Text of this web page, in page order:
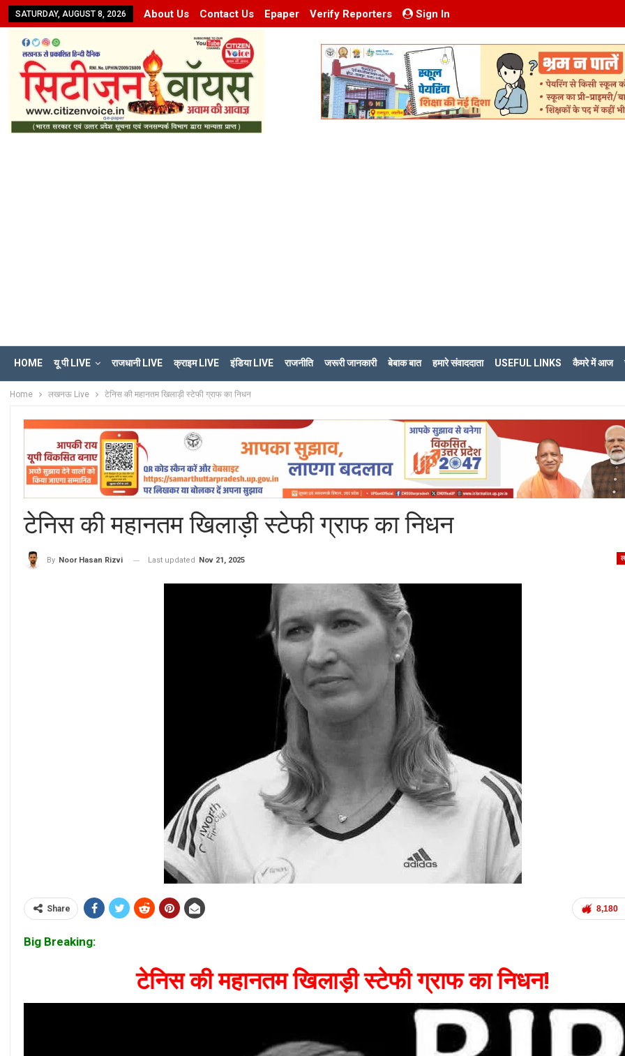
SATURDAY, AUGUST 8, 2026 About Us Contact Us Epaper Verify Reporters Sign In
HOME यू पी LIVE राजधानी LIVE क्राइम LIVE इंडिया LIVE राजनीति जरूरी जानकारी बेबाक बात हमारे संवाददाता USEFUL LINKS कैमरे में आज
Home लखनऊ Live टेनिस की महानतम खिलाड़ी स्टेफी ग्राफ का निधन
टेनिस की महानतम खिलाड़ी स्टेफी ग्राफ का निधन
By Noor Hasan Rizvi Last updated Nov 21, 2025
8,180
Share
Big Breaking:
टेनिस की महानतम खिलाड़ी स्टेफी ग्राफ का निधन!